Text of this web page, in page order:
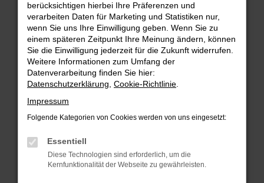
Fehler: Network Error
Beim Laden ist ein Fehler aufgetreten.
Hier sind ein paar Tipps, die dir helfen können:
Überprüfe deine Firewall und deine
Internetverbindung.
Laden andere Webseiten, zum Beispiel
deine Suchmaschine?
Manche Erweiterungen, wie Werbeblocker,
können das Laden bestimmter Seiten
berücksichtigen hierbei Ihre Präferenzen und
verarbeiten Daten für Marketing und Statistiken nur,
wenn Sie uns Ihre Einwilligung geben. Wenn Sie zu
einem späteren Zeitpunkt Ihre Meinung ändern, können
Sie die Einwilligung jederzeit für die Zukunft widerrufen.
Weitere Informationen zum Umfang der
Datenverarbeitung finden Sie hier:
Datenschutzerklärung Cookie-Richtlinie
Impressum
Folgende Kategorien von Cookies werden von uns eingesetzt:
Essentiell
Diese Technologien sind erforderlich, um die
Kernfunktionalität der Webseite zu gewährleisten.